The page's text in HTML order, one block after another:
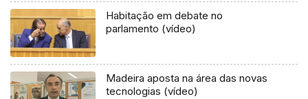
Habitação em debate no
parlamento (vídeo)
Madeira aposta na área das novas
tecnologias (vídeo)